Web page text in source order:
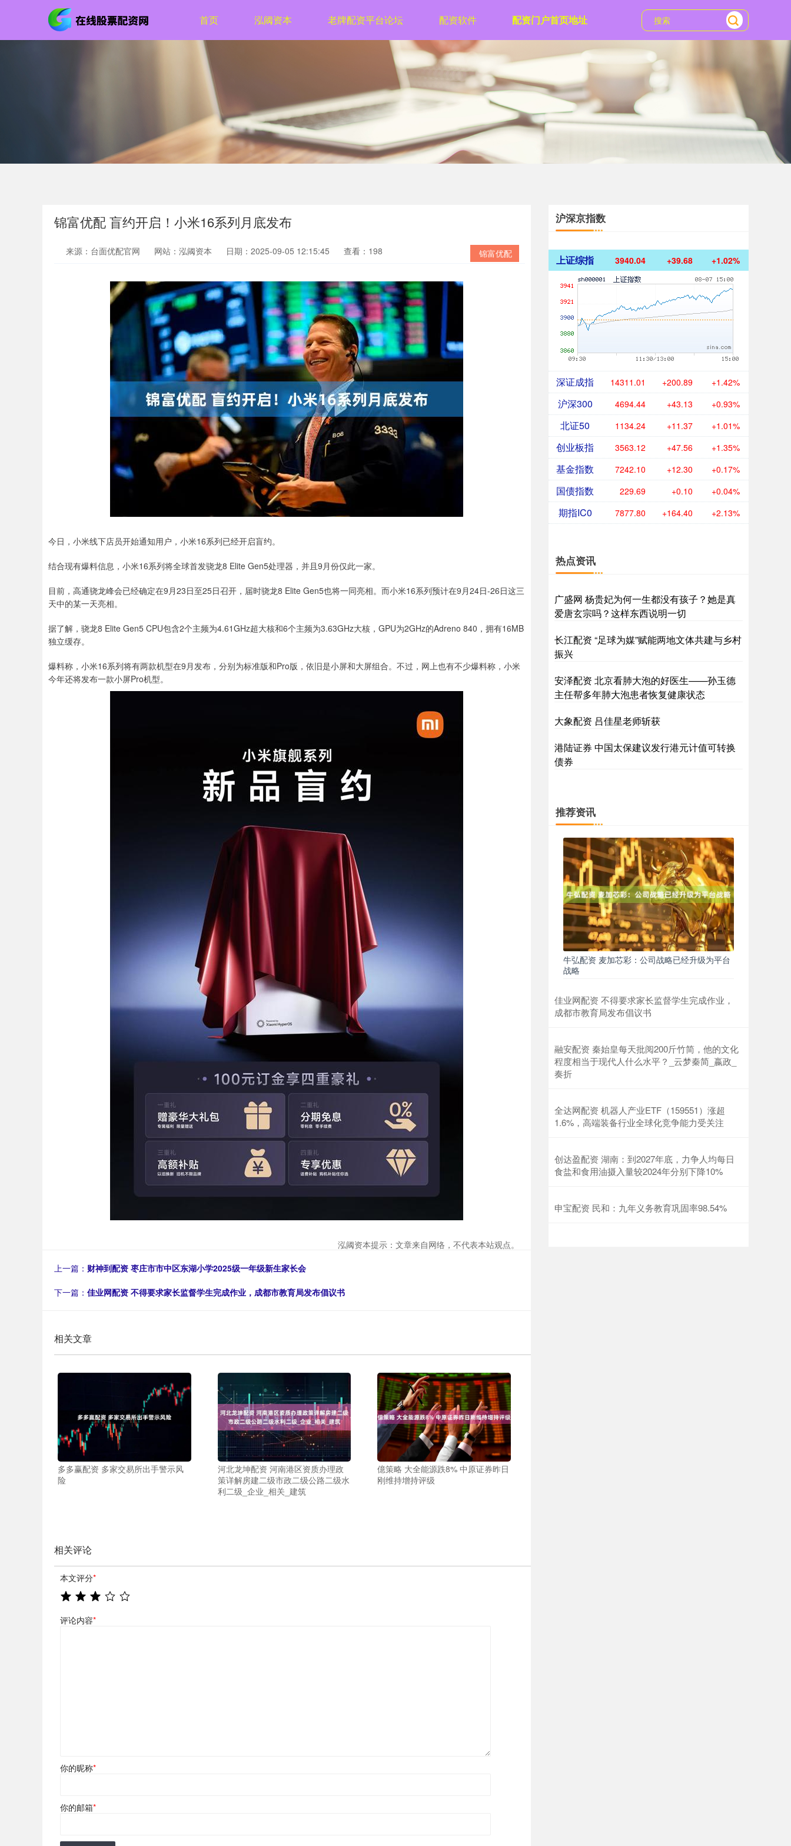
首页 泓阈资本 老牌配资平台论坛 配资软件 配资门户首页地址
锦富优配 盲约开启！小米16系列月底发布
锦富优配
来源：台面优配官网 网站：泓阈资本 日期：2025-09-05 12:15:45 查看：198
今日，小米线下店员开始通知用户，小米16系列已经开启盲约。
结合现有爆料信息，小米16系列将全球首发骁龙8 Elite Gen5处理器，并且9月份仅此一家。
目前，高通骁龙峰会已经确定在9月23日至25日召开，届时骁龙8 Elite Gen5也将一同亮相。而小米16系列预计在9月24日-26日这三
天中的某一天亮相。
据了解，骁龙8 Elite Gen5 CPU包含2个主频为4.61GHz超大核和6个主频为3.63GHz大核，GPU为2GHz的Adreno 840，拥有16MB
独立缓存。
爆料称，小米16系列将有两款机型在9月发布，分别为标准版和Pro版，依旧是小屏和大屏组合。不过，网上也有不少爆料称，小米
今年还将发布一款小屏Pro机型。
泓阈资本提示：文章来自网络，不代表本站观点。
上一篇： 财神到配资 枣庄市市中区东湖小学2025级一年级新生家长会
下一篇： 佳业网配资 不得要求家长监督学生完成作业，成都市教育局发布倡议书
相关文章
多多赢配资 多家交易所出手警示风
险
河北龙坤配资 河南港区资质办理政
策详解房建二级市政二级公路二级水
利二级_企业_相关_建筑
億策略 大全能源跌8% 中原证券昨日
刚维持增持评级
相关评论
本文评分*
评论内容*
你的昵称*
你的邮箱*
沪深京指数
上证综指 3940.04 +39.68 +1.02%
深证成指 14311.01 +200.89 +1.42%
沪深300 4694.44 +43.13 +0.93%
北证50 1134.24 +11.37 +1.01%
创业板指 3563.12 +47.56 +1.35%
基金指数 7242.10 +12.30 +0.17%
国债指数 229.69 +0.10 +0.04%
期指IC0 7877.80 +164.40 +2.13%
热点资讯
广盛网 杨贵妃为何一生都没有孩子？她是真
爱唐玄宗吗？这样东西说明一切
长江配资 “足球为媒”赋能两地文体共建与乡村
振兴
安泽配资 北京看肺大泡的好医生——孙玉德
主任帮多年肺大泡患者恢复健康状态
大象配资 吕佳星老师斩获
港陆证券 中国太保建议发行港元计值可转换
债券
推荐资讯
牛弘配资 麦加芯彩：公司战略已经升级为平台
战略
佳业网配资 不得要求家长监督学生完成作业，
成都市教育局发布倡议书
融安配资 秦始皇每天批阅200斤竹简，他的文化
程度相当于现代人什么水平？_云梦秦简_嬴政_
奏折
全达网配资 机器人产业ETF（159551）涨超
1.6%，高端装备行业全球化竞争能力受关注
创达盈配资 湖南：到2027年底，力争人均每日
食盐和食用油摄入量较2024年分别下降10%
申宝配资 民和：九年义务教育巩固率98.54%